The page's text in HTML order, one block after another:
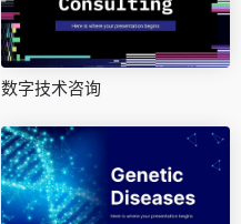
数字技术咨询